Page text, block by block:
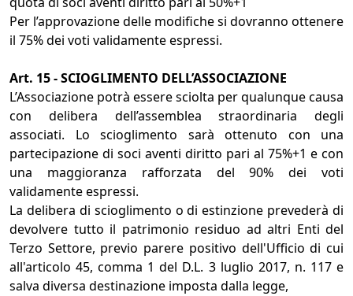
Per l’approvazione delle modifiche si dovranno ottenere
il 75% dei voti validamente espressi.
Art. 15 - SCIOGLIMENTO DELL’ASSOCIAZIONE
L’Associazione potrà essere sciolta per qualunque causa
con delibera dell’assemblea straordinaria degli
associati. Lo scioglimento sarà ottenuto con una
partecipazione di soci aventi diritto pari al 75%+1 e con
una maggioranza rafforzata del 90% dei voti
validamente espressi.
La delibera di scioglimento o di estinzione prevederà di
devolvere tutto il patrimonio residuo ad altri Enti del
Terzo Settore, previo parere positivo dell'Ufficio di cui
all'articolo 45, comma 1 del D.L. 3 luglio 2017, n. 117 e
salva diversa destinazione imposta dalla legge,